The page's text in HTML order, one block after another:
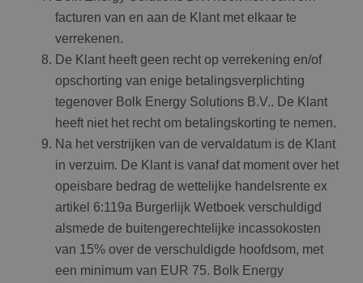
facturen van en aan de Klant met elkaar te
verrekenen.
De Klant heeft geen recht op verrekening en/of
opschorting van enige betalingsverplichting
tegenover Bolk Energy Solutions B.V.. De Klant
heeft niet het recht om betalingskorting te nemen.
Na het verstrijken van de vervaldatum is de Klant
in verzuim. De Klant is vanaf dat moment over het
opeisbare bedrag de wettelijke handelsrente ex
artikel 6:119a Burgerlijk Wetboek verschuldigd
alsmede de buitengerechtelijke incassokosten
van 15% over de verschuldigde hoofdsom, met
een minimum van EUR 75. Bolk Energy